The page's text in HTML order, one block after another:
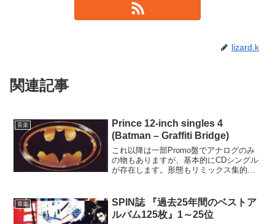
lizard.k
関連記事
音楽
Prince 12-inch singles 4
(Batman – Graffiti Bridge)
これ以降は一部Promo盤でアナログのみ
の物もありますが、基本的にCDシングル
が存在します。形態もリミックス集的な
リミックス等Taken From Batman (19...
音楽
SPIN誌 『過去25年間のベストア
ルバム125枚』1～25位